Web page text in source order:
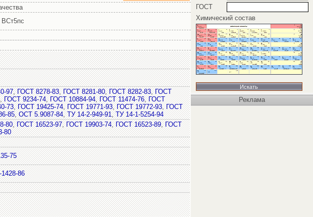
97,ГОСТ 8278-83,ГОСТ 8281-80,ГОСТ 8282-83,ГОСТ
,ГОСТ 9234-74,ГОСТ 10884-94,ГОСТ 11474-76,ГОСТ
73,ГОСТ 19425-74,ГОСТ 19771-93,ГОСТ 19772-93,ГОСТ
85,ОСТ 5.9087-84,ТУ 14-2-949-91,ТУ 14-1-5254-94
80,ГОСТ 16523-97,ГОСТ 19903-74,ГОСТ 16523-89,ГОСТ
80
75
86
ГОСТ
Химический состав
Реклама